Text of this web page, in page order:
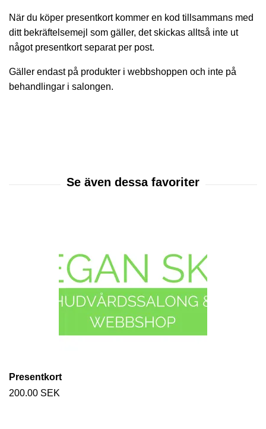
När du köper presentkort kommer en kod tillsammans med
ditt bekräftelsemejl som gäller, det skickas alltså inte ut
något presentkort separat per post.
Gäller endast på produkter i webbshoppen och inte på
behandlingar i salongen.
Presentkort
200.00 SEK